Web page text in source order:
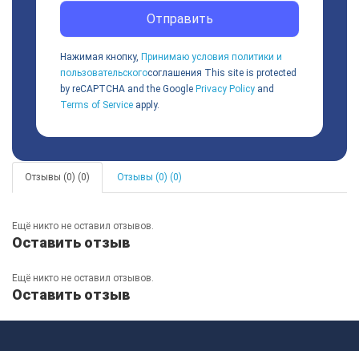
Отправить
Нажимая кнопку, Принимаю условия политики и
пользовательскогосоглашения This site is protected
by reCAPTCHA and the Google Privacy Policy and
Terms of Service apply.
Отзывы (0) (0) Отзывы (0) (0)
Ещё никто не оставил отзывов.
Оставить отзыв
Ещё никто не оставил отзывов.
Оставить отзыв